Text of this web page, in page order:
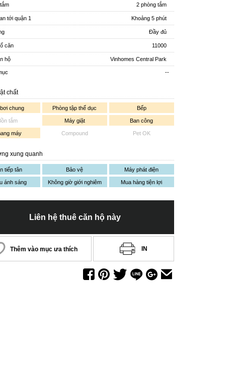
2 phòng tắm
tới quận 1 Khoảng 5 phút
Đầy đủ
căn 11000
hộ Vinhomes Central Park
--
chất
chung Phòng tập thể dục Bếp
tắm Máy giặt Ban công
máy Compound Pet OK
xung quanh
tiếp tân Bảo vệ Máy phát điện
ánh sáng Không giờ giới nghiêm Mua hàng tiện lợi
Liên hệ thuê căn hộ này
Thêm vào mục ưa thích IN